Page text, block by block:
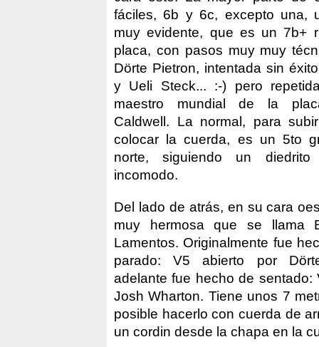
fáciles, 6b y 6c, excepto una,
muy evidente, que es un 7b+
placa, con pasos muy muy
Dörte Pietron, intentada sin
y Ueli Steck... :-) pero
maestro mundial de la
Caldwell. La normal, para
colocar la cuerda, es un 5to
norte, siguiendo un
incomodo.
Del lado de atrás, en su cara
muy hermosa que se llama
Lamentos. Originalmente fue
parado: V5 abierto por
adelante fue hecho de sentado:
Josh Wharton. Tiene unos 7
posible hacerlo con cuerda de
un cordin desde la chapa en la